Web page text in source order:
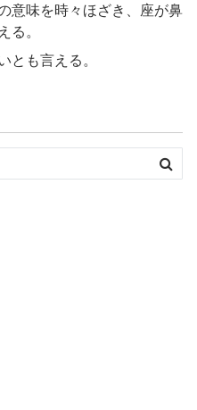
意味を時々ほざき、座が鼻
る。
とも言える。